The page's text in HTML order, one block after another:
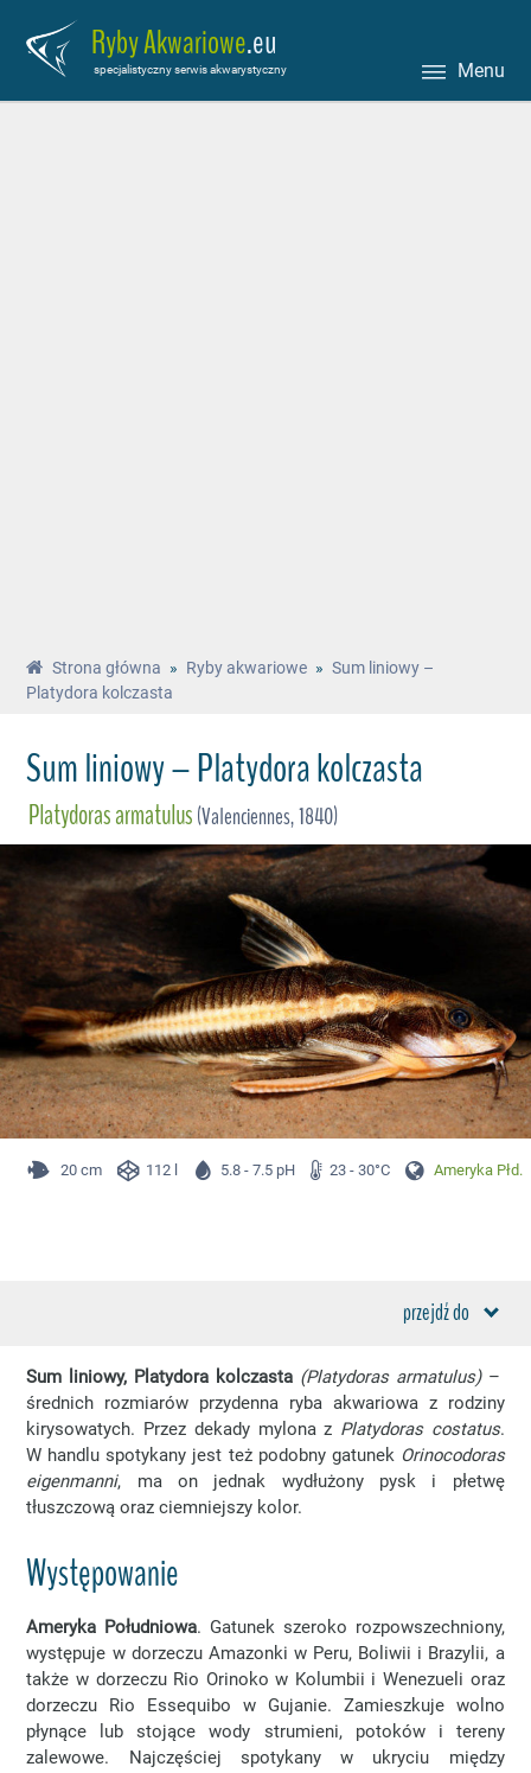
Ryby Akwariowe.eu
specjalistyczny serwis akwarystyczny Menu
Strona główna » Ryby akwariowe » Sum liniowy –
Platydora kolczasta
Sum liniowy – Platydora kolczasta
Platydoras armatulus(Valenciennes, 1840)
20 cm 112 l 5.8 - 7.5 pH 23 - 30°C Ameryka Płd.
przejdź do
Sum liniowy, Platydora kolczasta (Platydoras armatulus)–
średnich rozmiarów przydenna ryba akwariowa z rodziny
kirysowatych. Przez dekady mylona z Platydoras costatus.
W handlu spotykany jest też podobny gatunek Orinocodoras
eigenmanni, ma on jednak wydłużony pysk i płetwę
tłuszczową oraz ciemniejszy kolor.
Występowanie
Ameryka Południowa. Gatunek szeroko rozpowszechniony,
występuje w dorzeczu Amazonki w Peru, Boliwii i Brazylii, a
także w dorzeczu Rio Orinoko w Kolumbii i Wenezueli oraz
dorzeczu Rio Essequibo w Gujanie. Zamieszkuje wolno
płynące lub stojące wody strumieni, potoków i tereny
zalewowe. Najczęściej spotykany w ukryciu między